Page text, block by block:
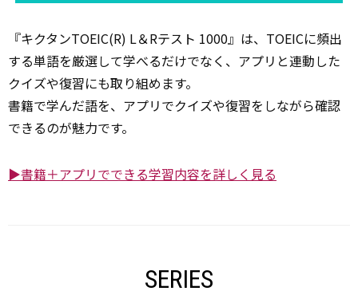
『キクタンTOEIC(R) L＆Rテスト 1000』は、TOEICに頻出
する単語を厳選して学べるだけでなく、アプリと連動した
クイズや復習にも取り組めます。
書籍で学んだ語を、アプリでクイズや復習をしながら確認
できるのが魅力です。
▶書籍＋アプリでできる学習内容を詳しく見る
SERIES